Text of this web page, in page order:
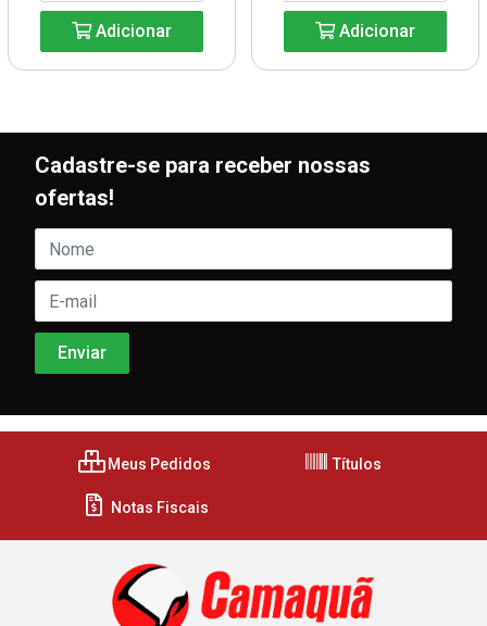
Adicionar Adicionar
Cadastre-se para receber nossas
ofertas!
Meus Pedidos Títulos
Notas Fiscais